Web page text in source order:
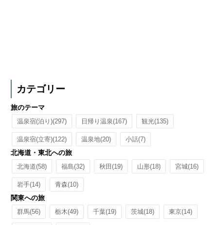
カテゴリー
旅のテーマ
温泉宿(泊り)(297) 日帰り温泉(167) 観光(135)
温泉宿(立寄)(122) 温泉地(20) 小話(7)
北海道・東北への旅
北海道(58) 福島(32) 秋田(19) 山形(18) 宮城(16)
岩手(14) 青森(10)
関東への旅
群馬(56) 栃木(49) 千葉(19) 茨城(18) 東京(14)